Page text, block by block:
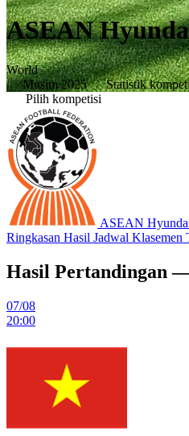
ASEAN
World
Musim 2025
Statistik
Pilih kompetisi
ASEAN
Ringkasan Hasil Jadwal Klasemen
Hasil Pertandingan
07/08
20:00